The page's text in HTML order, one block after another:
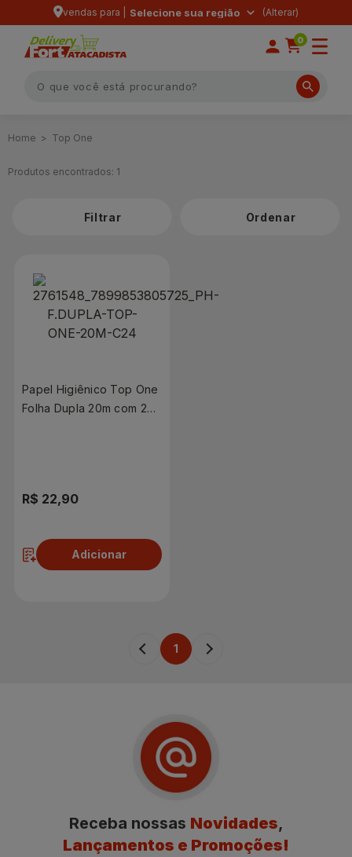
vendas para | Selecione sua região
0
Top One
Produtos encontrados: 1
Filtrar
Papel Higiênico Top One
Folha Dupla 20m com 24
R$ 22,90
Adicionar
1
Receba nossas Novidades,
Lançamentos e Promoções!